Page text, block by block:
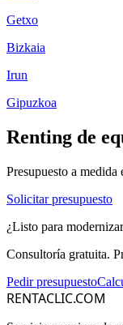
Getxo
Bizkaia
Irun
Gipuzkoa
Renting de
Presupuesto a medida
Solicitar presupuesto
¿Listo para
Consultoría gratuita.
Pedir presupuesto
RENTACLIC.COM